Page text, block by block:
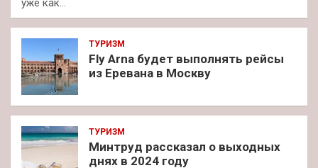
уже как…
ТУРИЗМ
Fly Arna будет выполнять рейсы
из Еревана в Москву
ТУРИЗМ
Минтруд рассказал о выходных
днях в 2024 году